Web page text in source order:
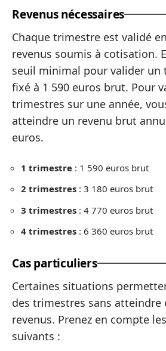
Revenus nécessaires
Chaque trimestre est validé
revenus soumis à cotisation.
seuil minimal pour valider un
fixé à 1 590 euros brut. Pour
trimestres sur une année,
atteindre un revenu brut
euros.
1 trimestre : 1 590 euros brut
2 trimestres : 3 180 euros brut
3 trimestres : 4 770 euros brut
4 trimestres : 6 360 euros brut
Cas particuliers
Certaines situations
des trimestres sans atteindre
revenus. Prenez en compte
suivants :